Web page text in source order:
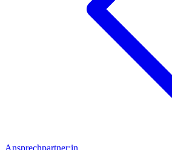
Ansprechpartner:in